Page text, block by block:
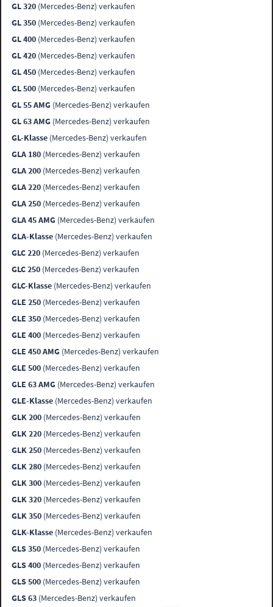
GL 320 (Mercedes-Benz) verkaufen
GL 350 (Mercedes-Benz) verkaufen
GL 400 (Mercedes-Benz) verkaufen
GL 420 (Mercedes-Benz) verkaufen
GL 450 (Mercedes-Benz) verkaufen
GL 500 (Mercedes-Benz) verkaufen
GL 55 AMG (Mercedes-Benz) verkaufen
GL 63 AMG (Mercedes-Benz) verkaufen
GL-Klasse (Mercedes-Benz) verkaufen
GLA 180 (Mercedes-Benz) verkaufen
GLA 200 (Mercedes-Benz) verkaufen
GLA 220 (Mercedes-Benz) verkaufen
GLA 250 (Mercedes-Benz) verkaufen
GLA 45 AMG (Mercedes-Benz) verkaufen
GLA-Klasse (Mercedes-Benz) verkaufen
GLC 220 (Mercedes-Benz) verkaufen
GLC 250 (Mercedes-Benz) verkaufen
GLC-Klasse (Mercedes-Benz) verkaufen
GLE 250 (Mercedes-Benz) verkaufen
GLE 350 (Mercedes-Benz) verkaufen
GLE 400 (Mercedes-Benz) verkaufen
GLE 450 AMG (Mercedes-Benz) verkaufen
GLE 500 (Mercedes-Benz) verkaufen
GLE 63 AMG (Mercedes-Benz) verkaufen
GLE-Klasse (Mercedes-Benz) verkaufen
GLK 200 (Mercedes-Benz) verkaufen
GLK 220 (Mercedes-Benz) verkaufen
GLK 250 (Mercedes-Benz) verkaufen
GLK 280 (Mercedes-Benz) verkaufen
GLK 300 (Mercedes-Benz) verkaufen
GLK 320 (Mercedes-Benz) verkaufen
GLK 350 (Mercedes-Benz) verkaufen
GLK-Klasse (Mercedes-Benz) verkaufen
GLS 350 (Mercedes-Benz) verkaufen
GLS 400 (Mercedes-Benz) verkaufen
GLS 500 (Mercedes-Benz) verkaufen
GLS 63 (Mercedes-Benz) verkaufen